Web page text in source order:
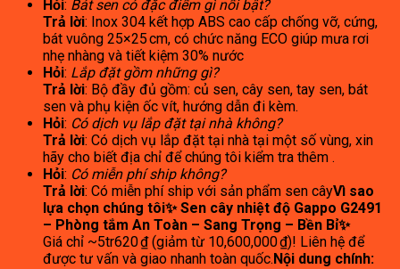
Hỏi: Bát sen có đặc điểm gì nổi bật?
Trả lời: Inox 304 kết hợp ABS cao cấp chống vỡ, cứng,
bát vuông 25×25 cm, có chức năng ECO giúp mưa rơi
nhẹ nhàng và tiết kiệm 30% nước
Hỏi: Lắp đặt gồm những gì?
Trả lời: Bộ đầy đủ gồm: củ sen, cây sen, tay sen, bát
sen và phụ kiện ốc vít, hướng dẫn đi kèm.
Hỏi: Có dịch vụ lắp đặt tại nhà không?
Trả lời: Có dịch vụ lắp đặt tại nhà tại một số vùng, xin
hãy cho biết địa chỉ để chúng tôi kiểm tra thêm .
Hỏi: Có miễn phí ship không?
Trả lời: Có miễn phí ship với sản phẩm sen câyVì sao
lựa chọn chúng tôi✨Sen cây nhiệt độ Gappo G2491
– Phòng tắm An Toàn – Sang Trọng – Bền Bỉ✨
Giá chỉ ~5tr620 ₫ (giảm từ 10,600,000 ₫)! Liên hệ để
được tư vấn và giao nhanh toàn quốc. Nội dung chính: